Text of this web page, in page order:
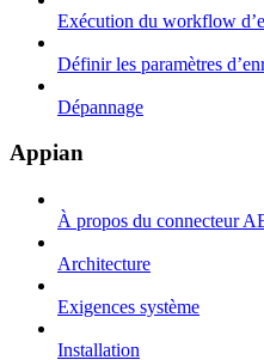
Exécution du workflow
Définir les paramètres
Dépannage
Appian
À propos du connecteur
Architecture
Exigences système
Installation